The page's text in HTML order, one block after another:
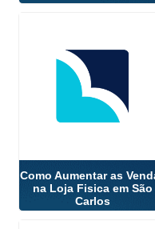
Como Aumentar as
na Loja Fisica em São
Carlos